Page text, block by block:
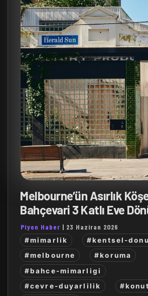
Melbourne’ün Asırlık
Bahçevari 3 Katlı Eve
Piyon Haber | 23 Haziran 2026
#mimarlik
#kentsel-
#melbourne
#koruma
#bahce-mimarligi
#cevre-duyarlilik